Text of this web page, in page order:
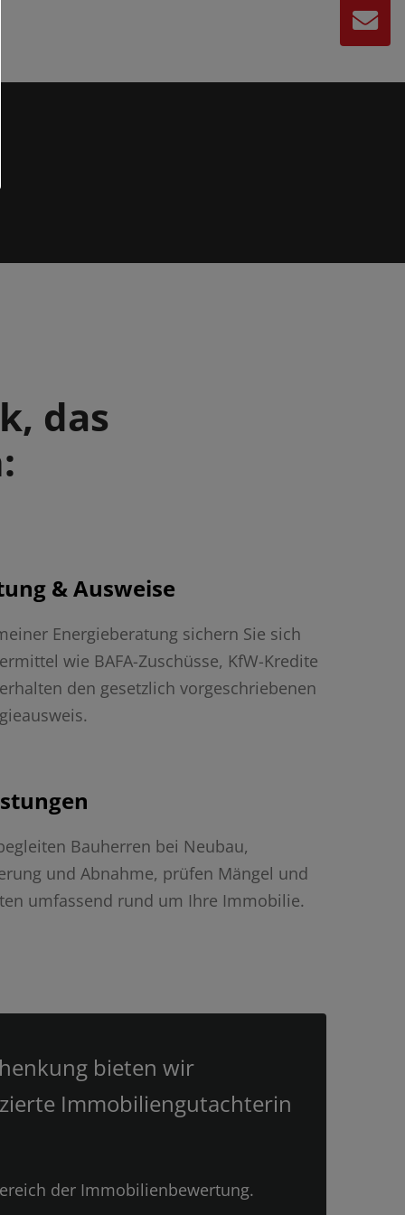
das
& Ausweise
Energieberatung sichern Sie sich
wie BAFA-Zuschüsse, KfW-Kredite
den gesetzlich vorgeschriebenen
Bauherren bei Neubau,
und Abnahme, prüfen Mängel und
umfassend rund um Ihre Immobilie.
bieten wir
Immobiliengutachterin
der Immobilienbewertung.